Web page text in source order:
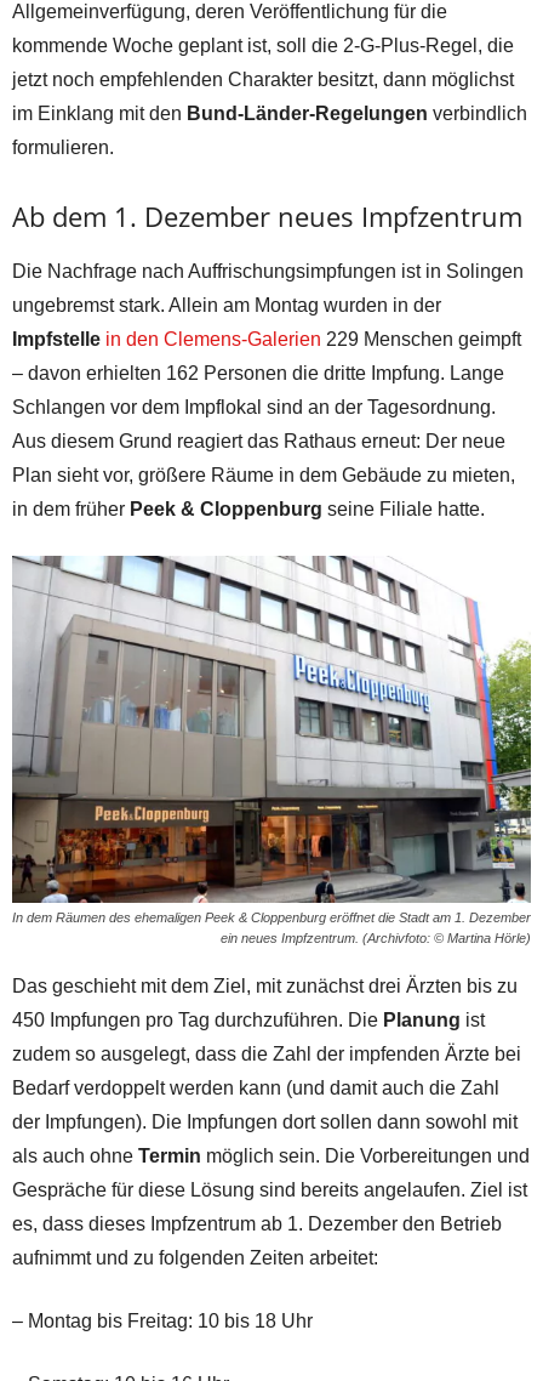
Allgemeinverfügung, deren Veröffentlichung für die
kommende Woche geplant ist, soll die 2-G-Plus-Regel, die
jetzt noch empfehlenden Charakter besitzt, dann möglichst
im Einklang mit den Bund-Länder-Regelungen verbindlich
formulieren.
Ab dem 1. Dezember neues Impfzentrum
Die Nachfrage nach Auffrischungsimpfungen ist in Solingen
ungebremst stark. Allein am Montag wurden in der
Impfstelle in den Clemens-Galerien 229 Menschen geimpft
– davon erhielten 162 Personen die dritte Impfung. Lange
Schlangen vor dem Impflokal sind an der Tagesordnung.
Aus diesem Grund reagiert das Rathaus erneut: Der neue
Plan sieht vor, größere Räume in dem Gebäude zu mieten,
in dem früher Peek & Cloppenburg seine Filiale hatte.
In dem Räumen des ehemaligen Peek & Cloppenburg eröffnet die Stadt am 1. Dezember
ein neues Impfzentrum. (Archivfoto: © Martina Hörle)
Das geschieht mit dem Ziel, mit zunächst drei Ärzten bis zu
450 Impfungen pro Tag durchzuführen. Die Planung ist
zudem so ausgelegt, dass die Zahl der impfenden Ärzte bei
Bedarf verdoppelt werden kann (und damit auch die Zahl
der Impfungen). Die Impfungen dort sollen dann sowohl mit
als auch ohne Termin möglich sein. Die Vorbereitungen und
Gespräche für diese Lösung sind bereits angelaufen. Ziel ist
es, dass dieses Impfzentrum ab 1. Dezember den Betrieb
aufnimmt und zu folgenden Zeiten arbeitet:
– Montag bis Freitag: 10 bis 18 Uhr